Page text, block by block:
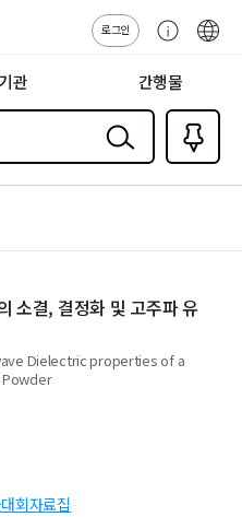
로그인
센
관 간행물
검색
즐겨찾
기0
소결, 결정화 및 고주파 유
Dielectric properties of a
회자료집